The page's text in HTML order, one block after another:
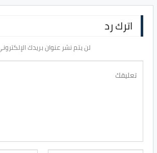
اترك رد
لن يتم نشر عنوان بريدك